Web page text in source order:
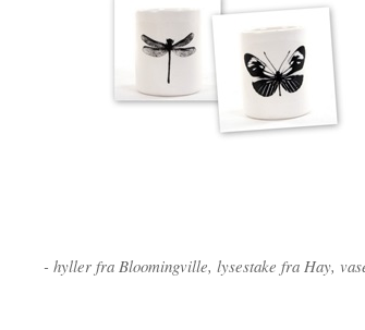
- hyller fra Bloomingville, lysestake fra Hay,